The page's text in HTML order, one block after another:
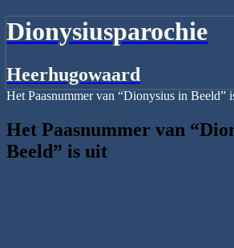
Dionysiusparochie
Heerhugowaard
Het Paasnummer van “Dionysius in Beeld”
Het Paasnummer van
Beeld” is uit